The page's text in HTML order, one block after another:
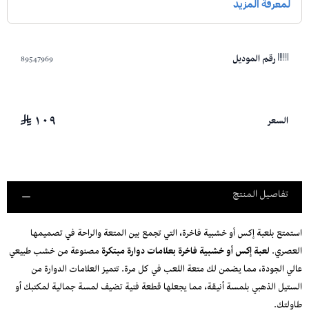
رقم الموديل 89547969
السعر ١٠٩
تفاصيل المنتج
استمتع بلعبة إكس أو خشبية فاخرة، التي تجمع بين المتعة والراحة في تصميمها
العصري. لعبة إكس أو خشبية فاخرة بعلامات دوارة مبتكرةمصنوعة من خشب طبيعي
عالي الجودة، مما يضمن لك متعة اللعب في كل مرة. تتميز العلامات الدوارة من
الستيل الذهبي بلمسة أنيقة، مما يجعلها قطعة فنية تضيف لمسة جمالية لمكتبك أو
طاولتك.